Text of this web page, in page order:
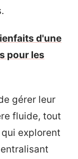
d'une
pour les
gérer leur
fluide, tout
explorent